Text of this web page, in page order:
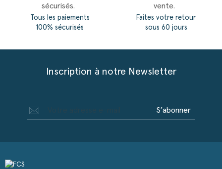
Tous les paiements
100% sécurisés
Faites votre retour
sous 60 jours
Inscription à notre Newsletter
S’abonner